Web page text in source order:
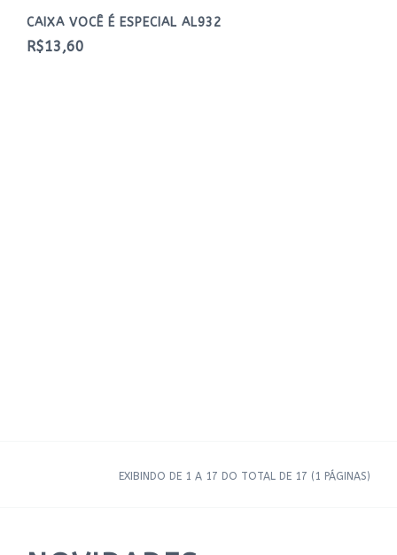
CAIXA VOCÊ É ESPECIAL AL932
R$13,60
EXIBINDO DE 1 A 17 DO TOTAL DE 17 (1 PÁGINAS)